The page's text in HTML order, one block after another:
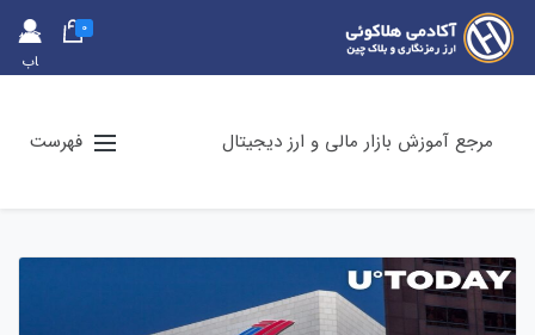
حس
اب
0
مرجع آموزش بازار مالی و ارز دیجیتال فهرست